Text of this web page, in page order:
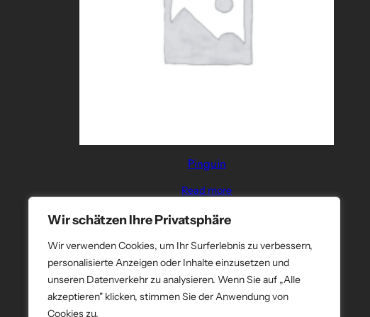
Wir schätzen Ihre Privatsphäre
Wir verwenden Cookies, um Ihr Surferlebnis zu verbessern,
personalisierte Anzeigen oder Inhalte einzusetzen und
unseren Datenverkehr zu analysieren. Wenn Sie auf „Alle
akzeptieren" klicken, stimmen Sie der Anwendung von
Cookies zu.
Pinguin
Read more